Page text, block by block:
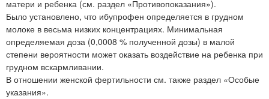
матери и ребенка (см. раздел «Противопоказания»).
Было установлено, что ибупрофен определяется в грудном
молоке в весьма низких концентрациях. Минимальная
определяемая доза (0,0008 % полученной дозы) в малой
степени вероятности может оказать воздействие на ребенка при
грудном вскармливании.
В отношении женской фертильности см. также раздел «Особые
указания».